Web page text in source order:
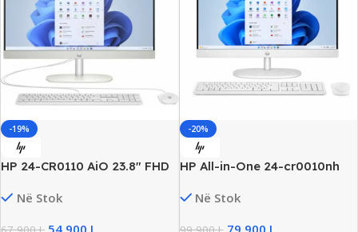
-19%
HP 24-CR0110 AiO 23.8″ FHD
7120U, 8GB DDR4, 256GB
Në Stok
54 900 L
-20%
HP All-in-One 24-cr0010nh
Gen13, 16GB RAM, 512GB SSD,
Në Stok
79 900 L